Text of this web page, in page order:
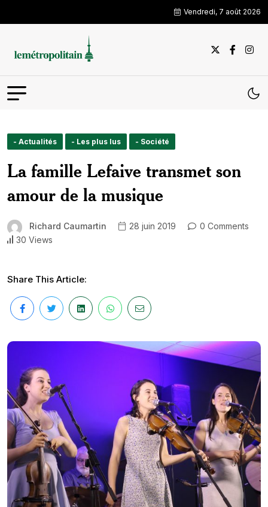
Vendredi, 7 août 2026
- Actualités - Les plus lus - Société
La famille Lefaive transmet son
amour de la musique
Richard Caumartin 28 juin 2019
0 Comments
30 Views
Share This Article: